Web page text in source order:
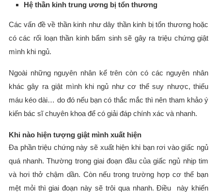
Hệ thần kinh trung ương bị tổn thương
Các vấn đề về thần kinh như dây thần kinh bị tổn thương hoặc
có các rối loạn thần kinh bẩm sinh sẽ gây ra triệu chứng giật
mình khi ngủ.
Ngoài những nguyên nhân kể trên còn có các nguyên nhân
khác gây ra giật mình khi ngủ như cơ thể suy nhược, thiếu
máu kéo dài… do đó nếu bạn có thắc mắc thì nên tham khảo ý
kiến bác sĩ chuyên khoa để có giải đáp chính xác và nhanh.
Khi nào hiện tượng giật mình xuất hiện
Đa phần triệu chứng này sẽ xuất hiện khi bạn rơi vào giấc ngủ
quá nhanh. Thường trong giai đoạn đầu của giấc ngủ nhịp tim
và hơi thở chậm dần. Còn nếu trong trường hợp cơ thể bạn
mệt mỏi thì giai đoạn này sẽ trôi qua nhanh. Điều này khiến